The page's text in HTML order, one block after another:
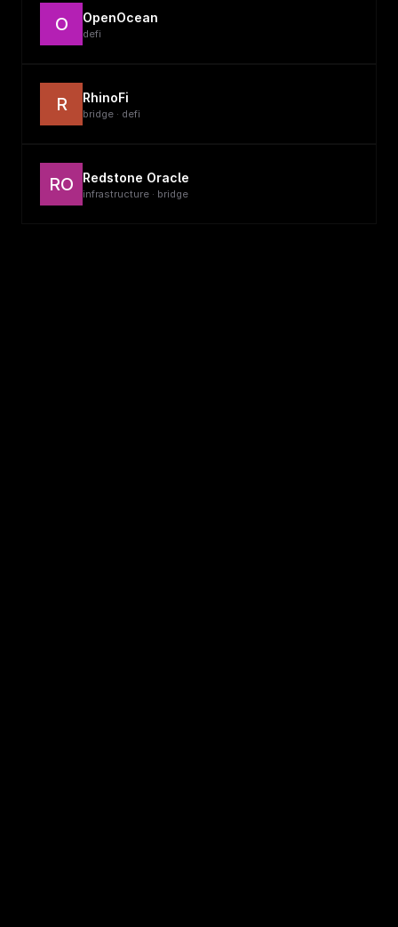
O OpenOcean
defi
R RhinoFi
bridge · defi
RO Redstone Oracle
infrastructure · bridge